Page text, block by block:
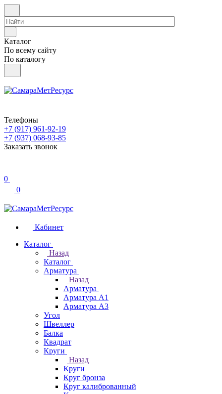
Каталог
По всему сайту
По каталогу
Телефоны
+7 (917) 961-92-19
+7 (937) 068-93-85
Заказать звонок
0
0
Кабинет
Каталог
Назад
Каталог
Арматура
Назад
Арматура
Арматура А1
Арматура А3
Угол
Швеллер
Балка
Квадрат
Круги
Назад
Круги
Круг бронза
Круг калиброванный